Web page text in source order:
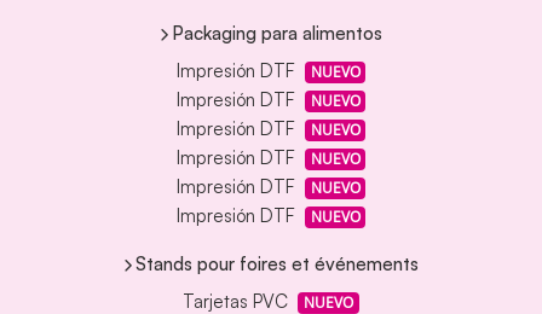
Packaging para alimentos
Impresión DTF
NUEVO
Impresión DTF NUEVO
Impresión DTF NUEVO
Impresión DTF NUEVO
Impresión DTF NUEVO
Impresión DTF NUEVO
Stands pour foires et événements
Tarjetas PVC
NUEVO